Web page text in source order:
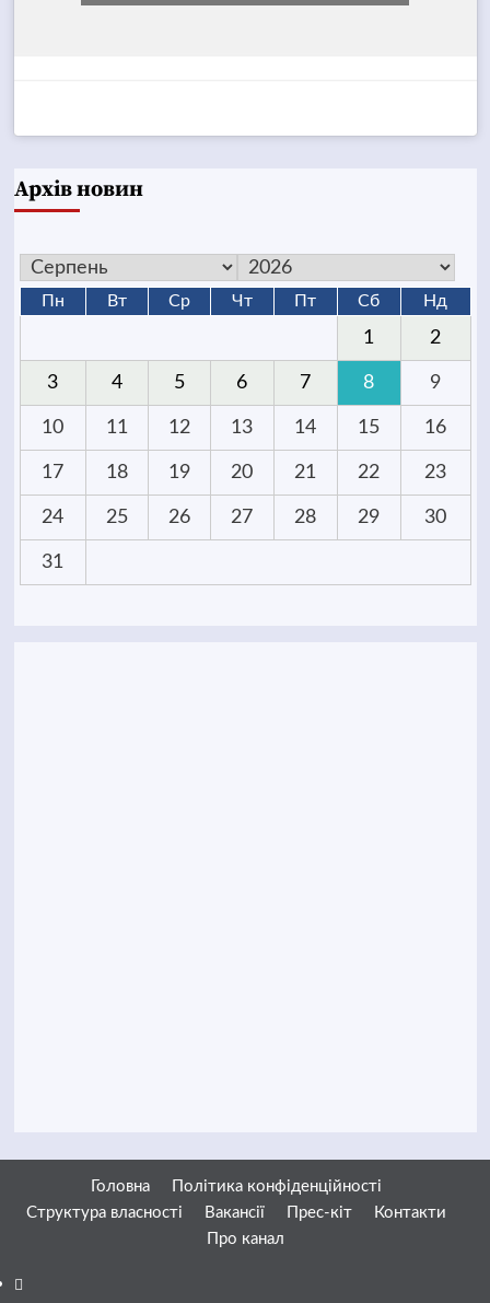
Архів новин
Пн Вт Ср Чт Пт Сб Нд
1 2
3 4 5 6 7 8 9
10 11 12 13 14 15 16
17 18 19 20 21 22 23
24 25 26 27 28 29 30
31
Головна
Політика конфіденційності
Структура власності
Вакансії Прес-кіт
Контакти
Про канал
Facebook